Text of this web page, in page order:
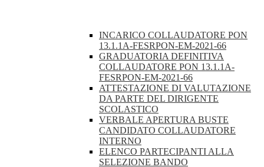
INCARICO COLLAUDATORE PON
13.1.1A-FESRPON-EM-2021-66
GRADUATORIA DEFINITIVA
COLLAUDATORE PON 13.1.1A-
FESRPON-EM-2021-66
ATTESTAZIONE DI VALUTAZIONE
DA PARTE DEL DIRIGENTE
SCOLASTICO
VERBALE APERTURA BUSTE
CANDIDATO COLLAUDATORE
INTERNO
ELENCO PARTECIPANTI ALLA
SELEZIONE BANDO